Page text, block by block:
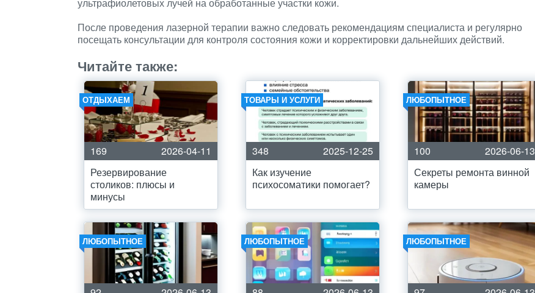
После проведения лазерной терапии важно следовать рекомендациям специалиста и регулярно
посещать консультации для контроля состояния кожи и корректировки дальнейших действий.
Читайте также:
ОТДЫХАЕМ
169
2026-04-11
Резервирование
столиков: плюсы и
минусы
ТОВАРЫ И УСЛУГИ
348
2025-12-25
Как изучение
психосоматики помогает?
ЛЮБОПЫТНОЕ
100
2026-06-13
Секреты ремонта винной
камеры
ЛЮБОПЫТНОЕ ЛЮБОПЫТНОЕ ЛЮБОПЫТНОЕ